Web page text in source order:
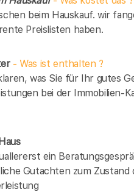
beim Hauskauf. wir
Preislisten haben.
- Was ist enthalten ?
was Sie für Ihr gutes
bei der Immobilien-
ein
Gutachten zum Zustand